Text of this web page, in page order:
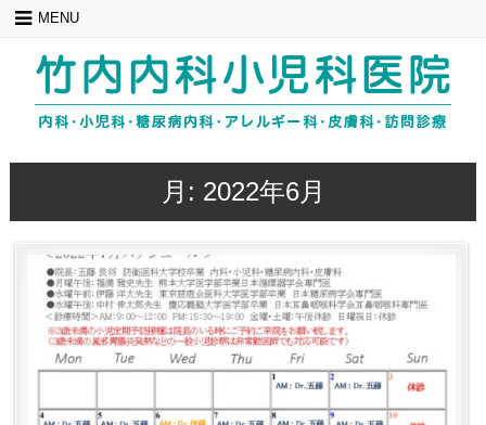
Skip
content
MENU
月: 2022年6月